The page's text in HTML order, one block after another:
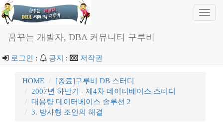
꿈꾸는 개발자, DBA 커뮤니티 구루비
로그인 : 공지 : 저작권
HOME
[종료]구루비 DB 스터디
2007년 하반기 - 제4차 데이터베이스 스터디
대용량 데이터베이스 솔루션 2
3. 방사형 조인의 해결